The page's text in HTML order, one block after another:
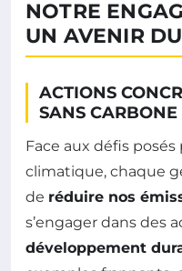
NOTRE
UN AVENIR
ACTIONS
SANS CARBONE
Face aux défis
climatique, chaque
de réduire nos
s’engager dans des
développement